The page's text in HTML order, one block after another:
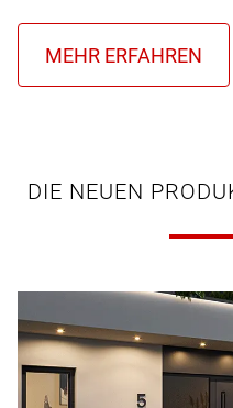
DIE NEUEN